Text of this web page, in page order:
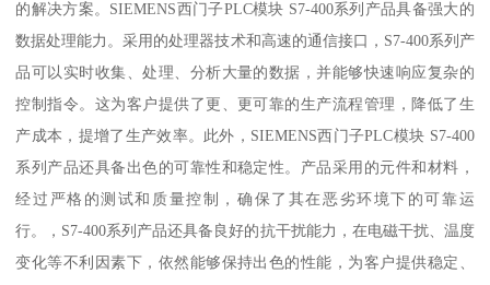
的解决方案。SIEMENS西门子PLC模块 S7-400系列产品具备强大的
数据处理能力。采用的处理器技术和高速的通信接口，S7-400系列产
品可以实时收集、处理、分析大量的数据，并能够快速响应复杂的
控制指令。这为客户提供了更、更可靠的生产流程管理，降低了生
产成本，提增了生产效率。此外，SIEMENS西门子PLC模块 S7-400
系列产品还具备出色的可靠性和稳定性。产品采用的元件和材料，
经过严格的测试和质量控制，确保了其在恶劣环境下的可靠运
行。，S7-400系列产品还具备良好的抗干扰能力，在电磁干扰、温度
变化等不利因素下，依然能够保持出色的性能，为客户提供稳定、